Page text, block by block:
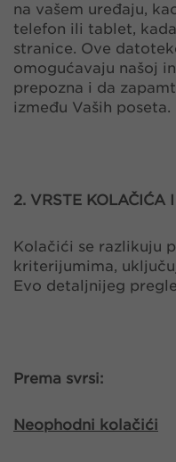
na vašem uređaju,
telefon ili tablet,
stranice. Ove
omogućavaju našoj
prepozna i da
između Vaših poseta.
2. VRSTE KOLAČIĆA
Kolačići se razlikuju
kriterijumima,
Evo detaljnijeg
Prema svrsi:
Neophodni kolačići